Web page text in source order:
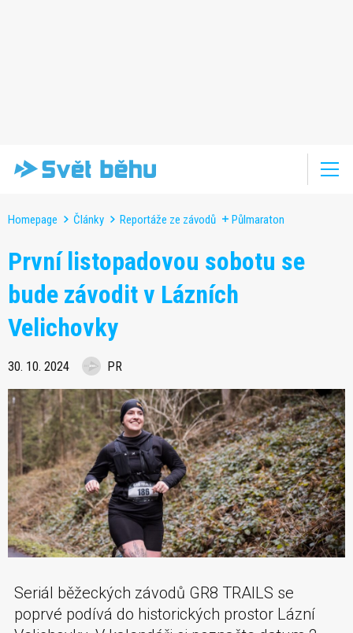
Homepage Články Reportáže ze závodů Půlmaraton
První listopadovou sobotu se
bude závodit v Lázních
Velichovky
30. 10. 2024 PR
Seriál běžeckých závodů GR8 TRAILS se
poprvé podívá do historických prostor Lázní